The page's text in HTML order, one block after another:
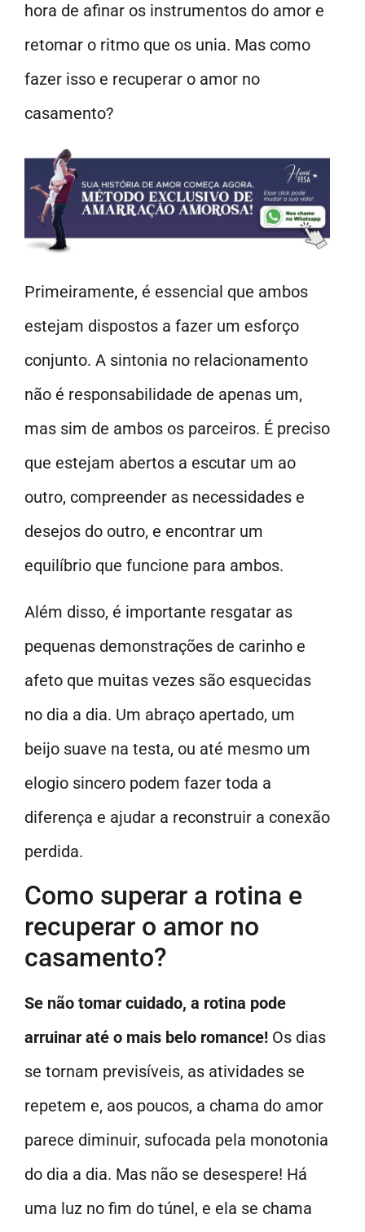
hora de afinar os instrumentos do amor e
retomar o ritmo que os unia. Mas como
fazer isso e recuperar o amor no
casamento?
Primeiramente, é essencial que ambos
estejam dispostos a fazer um esforço
conjunto. A sintonia no relacionamento
não é responsabilidade de apenas um,
mas sim de ambos os parceiros. É preciso
que estejam abertos a escutar um ao
outro, compreender as necessidades e
desejos do outro, e encontrar um
equilíbrio que funcione para ambos.
Além disso, é importante resgatar as
pequenas demonstrações de carinho e
afeto que muitas vezes são esquecidas
no dia a dia. Um abraço apertado, um
beijo suave na testa, ou até mesmo um
elogio sincero podem fazer toda a
diferença e ajudar a reconstruir a conexão
perdida.
Como superar a rotina e
recuperar o amor no
casamento?
Se não tomar cuidado, a rotina pode
arruinar até o mais belo romance! Os dias
se tornam previsíveis, as atividades se
repetem e, aos poucos, a chama do amor
parece diminuir, sufocada pela monotonia
do dia a dia. Mas não se desespere! Há
uma luz no fim do túnel, e ela se chama